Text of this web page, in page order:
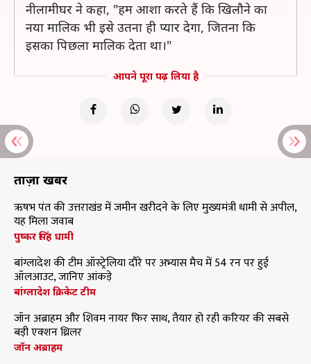
नीलामीघर ने कहा, "हम आशा करते हैं कि खिलौने का
नया मालिक भी इसे उतना ही प्यार देगा, जितना कि
इसका पिछला मालिक देता था।"
आपने पूरा पढ़ लिया है
ताज़ा खबरें
ऋषभ पंत की उत्तराखंड में जमीन खरीदने के लिए मुख्यमंत्री धामी से अपील,
यह मिला जवाब
पुष्कर सिंह धामी
बांग्लादेश की टीम ऑस्ट्रेलिया दौरे पर अभ्यास मैच में 54 रन पर हुई
ऑलआउट, जानिए आंकड़े
बांग्लादेश क्रिकेट टीम
जॉन अब्राहम और शिवम नायर फिर साथ, तैयार हो रही करियर की सबसे
बड़ी एक्शन थ्रिलर
जॉन अब्राहम